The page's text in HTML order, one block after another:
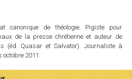
canonique de théologie. Pigiste pour
de la presse chrétienne et auteur de
(éd. Quasar et Salvator). Journaliste à
2011.